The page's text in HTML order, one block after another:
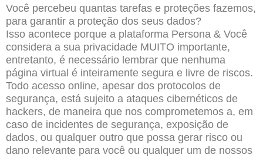
Você percebeu quantas tarefas e proteções fazemos,
para garantir a proteção dos seus dados?
Isso acontece porque a plataforma Persona & Você
considera a sua privacidade MUITO importante,
entretanto, é necessário lembrar que nenhuma
página virtual é inteiramente segura e livre de riscos.
Todo acesso online, apesar dos protocolos de
segurança, está sujeito a ataques cibernéticos de
hackers, de maneira que nos comprometemos a, em
caso de incidentes de segurança, exposição de
dados, ou qualquer outro que possa gerar risco ou
dano relevante para você ou qualquer um de nossos